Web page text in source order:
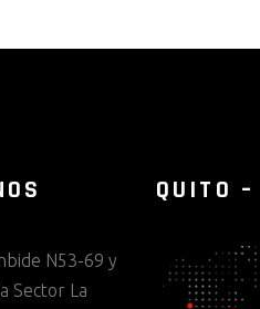
N53-69 y
Sector La
QUITO –